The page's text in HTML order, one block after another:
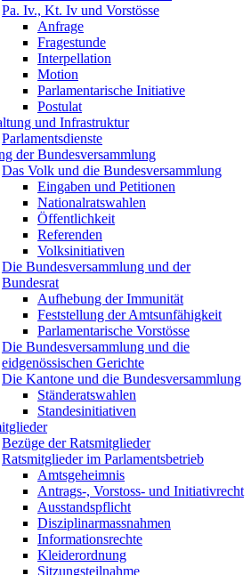
Pa. Iv., Kt. Iv und Vorstösse
Anfrage
Fragestunde
Interpellation
Motion
Parlamentarische Initiative
Postulat
und Infrastruktur
Parlamentsdienste
der Bundesversammlung
Das Volk und die Bundesversammlung
Eingaben und Petitionen
Nationalratswahlen
Öffentlichkeit
Referenden
Volksinitiativen
Die Bundesversammlung und der
Bundesrat
Aufhebung der Immunität
Feststellung der Amtsunfähigkeit
Parlamentarische Vorstösse
Die Bundesversammlung und die
eidgenössischen Gerichte
Die Kantone und die Bundesversammlung
Ständeratswahlen
Standesinitiativen
Bezüge der Ratsmitglieder
Ratsmitglieder im Parlamentsbetrieb
Amtsgeheimnis
Antrags-, Vorstoss- und Initiativrecht
Ausstandspflicht
Disziplinarmassnahmen
Informationsrechte
Kleiderordnung
Sitzungsteilnahme